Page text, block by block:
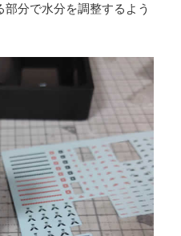
分で水分を調整するよう